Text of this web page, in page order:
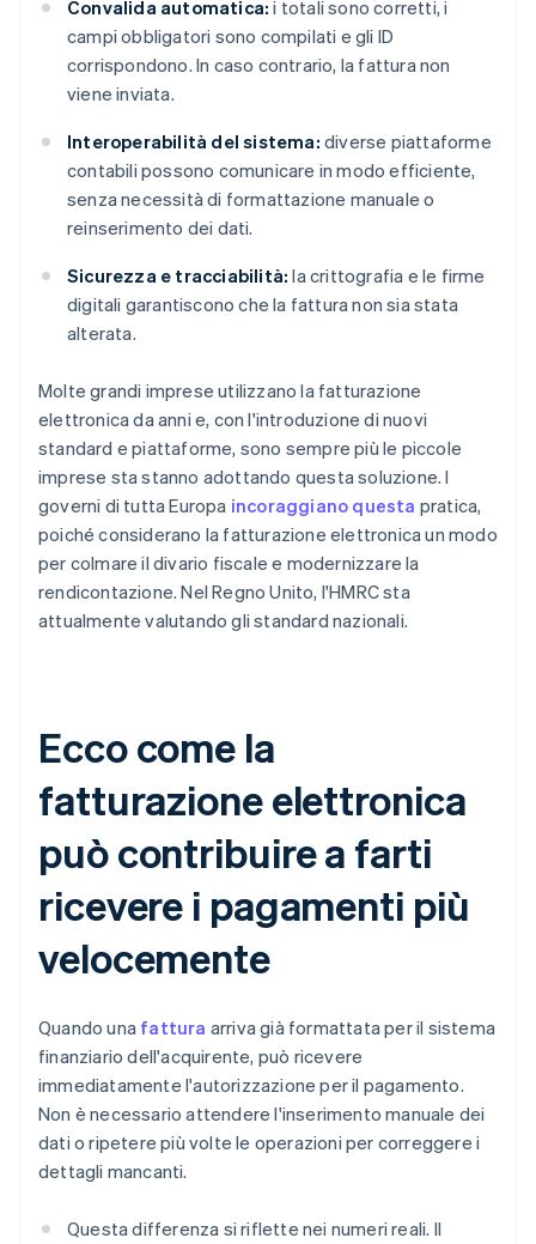
Convalida automatica: i totali sono corretti, i
campi obbligatori sono compilati e gli ID
corrispondono. In caso contrario, la fattura non
viene inviata.
Interoperabilità del sistema: diverse piattaforme
contabili possono comunicare in modo efficiente,
senza necessità di formattazione manuale o
reinserimento dei dati.
Sicurezza e tracciabilità: la crittografia e le firme
digitali garantiscono che la fattura non sia stata
alterata.
Molte grandi imprese utilizzano la fatturazione
elettronica da anni e, con l'introduzione di nuovi
standard e piattaforme, sono sempre più le piccole
imprese sta stanno adottando questa soluzione. I
governi di tutta Europa incoraggiano questa pratica,
poiché considerano la fatturazione elettronica un modo
per colmare il divario fiscale e modernizzare la
rendicontazione. Nel Regno Unito, l'HMRC sta
attualmente valutando gli standard nazionali.
Ecco come la
fatturazione elettronica
può contribuire a farti
ricevere i pagamenti più
velocemente
Quando una fattura arriva già formattata per il sistema
finanziario dell'acquirente, può ricevere
immediatamente l'autorizzazione per il pagamento.
Non è necessario attendere l'inserimento manuale dei
dati o ripetere più volte le operazioni per correggere i
dettagli mancanti.
Questa differenza si riflette nei numeri reali. Il